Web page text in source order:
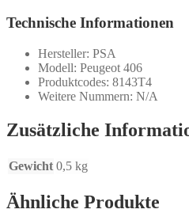
Technische Informationen
Hersteller: PSA
Modell: Peugeot 406
Produktcodes: 8143T4
Weitere Nummern: N/A
Zusätzliche
Gewicht 0,5 kg
Ähnliche Produkte